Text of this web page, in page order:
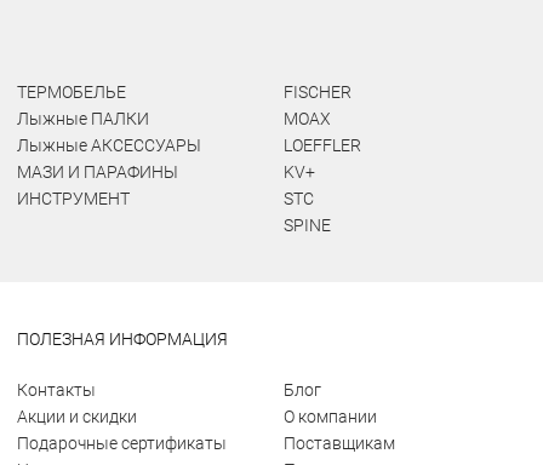
ТЕРМОБЕЛЬЕ
Лыжные ПАЛКИ
Лыжные АКСЕССУАРЫ
МАЗИ И ПАРАФИНЫ
ИНСТРУМЕНТ
FISCHER
MOAX
LOEFFLER
KV+
STC
SPINE
ПОЛЕЗНАЯ ИНФОРМАЦИЯ
Контакты
Акции и скидки
Подарочные сертификаты
Блог
О компании
Поставщикам